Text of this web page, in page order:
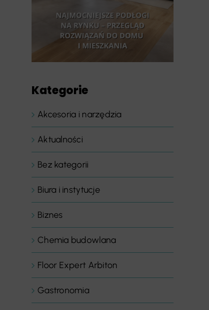
Kategorie
Akcesoria i narzędzia
Aktualności
Bez kategorii
Biura i instytucje
Biznes
Chemia budowlana
Floor Expert Arbiton
Gastronomia